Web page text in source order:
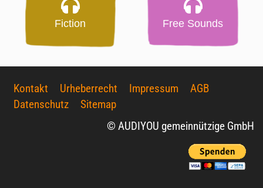
Fiction Free Sounds
Kontakt Urheberrecht Impressum
AGB
Datenschutz
Sitemap
© AUDIYOU gemeinnützige GmbH